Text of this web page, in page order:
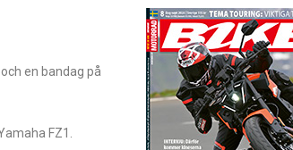
en bandag på
FZ1.